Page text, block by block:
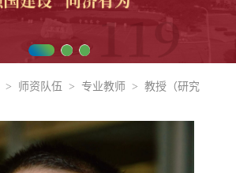
> 师资队伍 > 专业教师 >
教授（研究